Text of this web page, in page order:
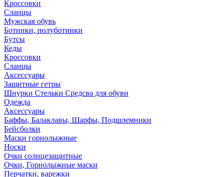
Кроссовки
Сланцы
Мужская обувь
Ботинки, полуботинки
Бутсы
Кеды
Кроссовки
Сланцы
Аксессуары
Защитные гетры
Шнурки Стельки Средсва для обуви
Одежда
Аксессуары
Баффы, Балаклавы, Шарфы, Подшлемники
Бейсболки
Маски горнолыжные
Носки
Очки солнцезащитные
Очки, Горнолыжные маски
Перчатки, варежки